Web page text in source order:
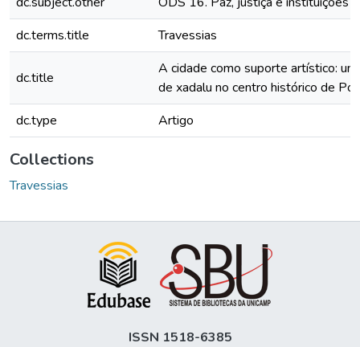
dc.terms.title
Travessias
dc.title
A cidade como suporte artístico:
de xadalu no centro histórico de
dc.type
Artigo
Collections
Travessias
ISSN 1518-6385